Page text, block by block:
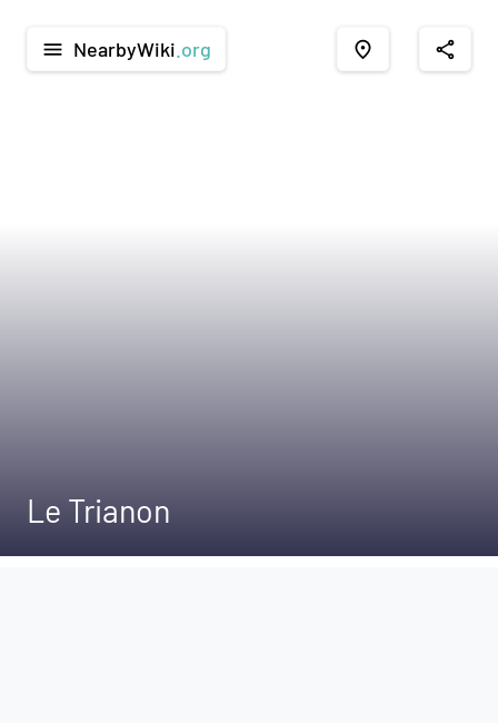
menu NearbyWiki .org place share
Le Trianon